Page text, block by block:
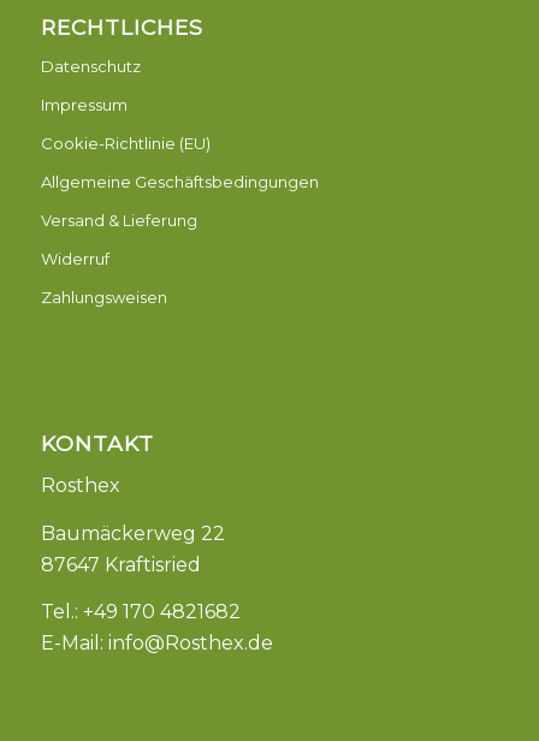
RECHTLICHES
Datenschutz
Impressum
Cookie-Richtlinie (EU)
Allgemeine Geschäftsbedingungen
Versand & Lieferung
Widerruf
Zahlungsweisen
KONTAKT
Rosthex
Baumäckerweg 22
87647 Kraftisried
Tel.: +49 170 4821682
E-Mail: info@Rosthex.de